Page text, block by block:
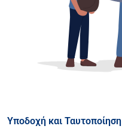
Υποδοχή και Ταυτοποίηση